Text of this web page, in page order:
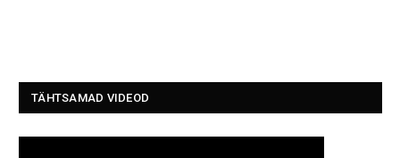
TÄHTSAMAD VIDEOD